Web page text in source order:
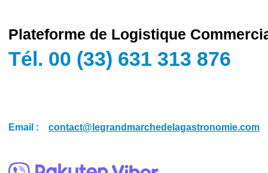
Plateforme de Logistique
Tél. 00 (33) 631 313 876
Email : contact@legrandmarchedelagastronomie.com